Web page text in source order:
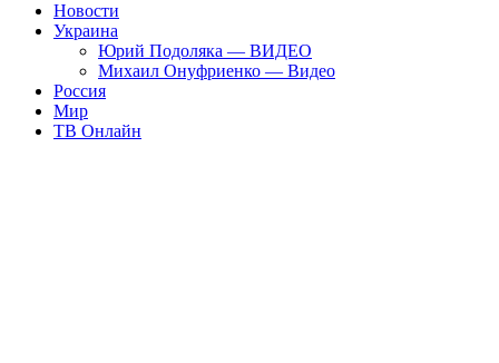
Новости
Украина
Юрий Подоляка — ВИДЕО
Михаил Онуфриенко — Видео
Россия
Мир
ТВ Онлайн